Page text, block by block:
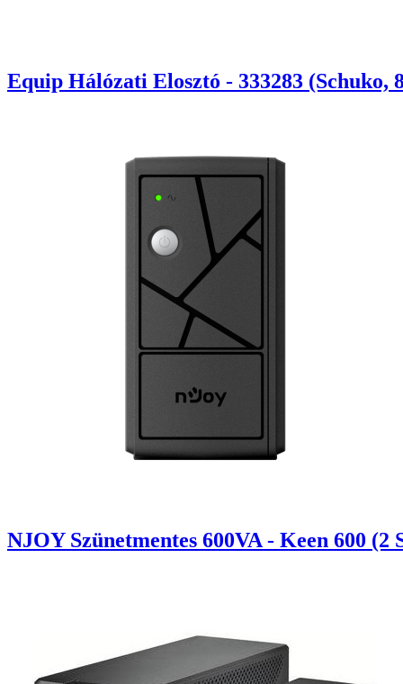
Equip Hálózati Elosztó - 333283 (Schuko,
NJOY Szünetmentes 600VA - Keen 600